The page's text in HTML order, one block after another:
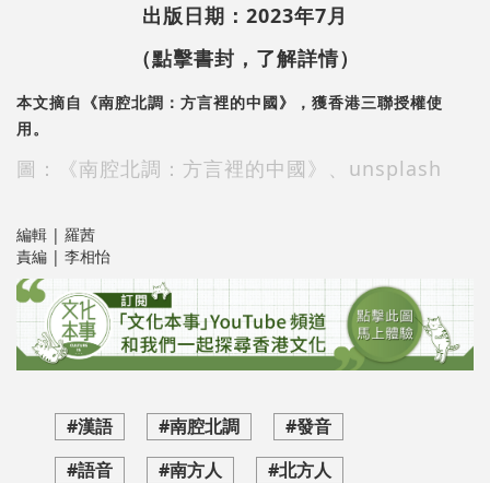
出版日期：2023年7月
（點擊書封，了解詳情）
本文摘自《南腔北調：方言裡的中國》，獲香港三聯授權使
用。
圖：《南腔北調：方言裡的中國》、unsplash
編輯 | 羅茜
責編 | 李相怡
#漢語 #南腔北調
#發音
#語音
#南方人 #北方人